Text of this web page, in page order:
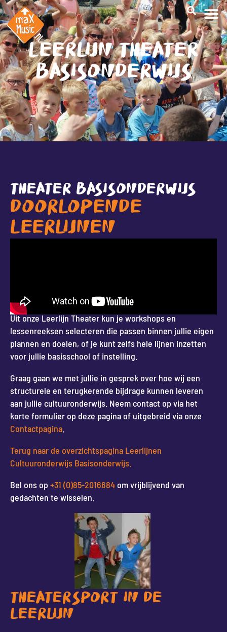
LEERLIJN THEATER
BASISONDERWIJS
THEATER BASISONDERWIJS
DOORLOPENDE
LEERLIJNEN
Uit onze Leerlijn Theater kun je workshops en
lessenreeksen selecteren die passen binnen jullie eigen
plannen en doelen, of je kunt zelfs hele lijnen inzetten
voor jullie basisschool of instelling.
Graag gaan we met jullie in gesprek over hoe wij een
structurele en terugkerende bijdrage kunnen leveren
aan jullie cultuuronderwijs. Neem contact op via het
korte formulier op deze pagina of uitgebreid via onze
Contactpagina
Terug naar de overzichtspagina Leerlijnen
Cultuuronderwijs Basisonderwijs.
Bel ons op +31 (0)85-2016684om vrijblijvend van
gedachten te wisselen.
THEATERSPORT IN DE
LEERLIJN